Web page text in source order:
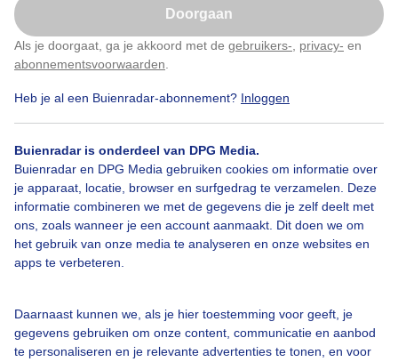
Doorgaan
Als je doorgaat, ga je akkoord met de gebruikers- privacy- en
abonnementsvoorwaarden
Heb je al een Buienradar-abonnement? Inloggen
Buienradar is onderdeel van DPG Media.
Buienradar en DPG Media gebruiken cookies om informatie over
je apparaat, locatie, browser en surfgedrag te verzamelen. Deze
informatie combineren we met de gegevens die je zelf deelt met
ons, zoals wanneer je een account aanmaakt. Dit doen we om
het gebruik van onze media te analyseren en onze websites en
apps te verbeteren.
Daarnaast kunnen we, als je hier toestemming voor geeft, je
gegevens gebruiken om onze content, communicatie en aanbod
te personaliseren en je relevante advertenties te tonen, en voor
Een moment geduld aub...
Klik hierom dit aan te passen